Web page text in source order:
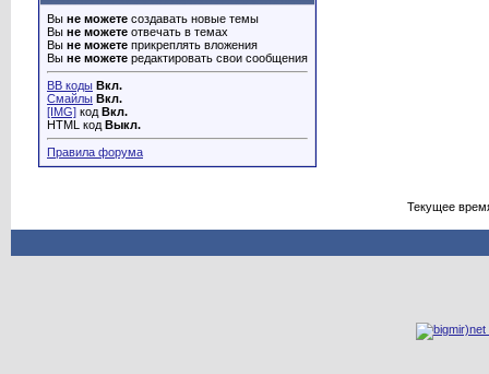
Вы не можете создавать новые темы
Вы не можете отвечать в темах
Вы не можете прикреплять вложения
Вы не можете редактировать свои сообщения
BB коды Вкл.
Смайлы Вкл.
[IMG] код Вкл.
HTML код Выкл.
Правила форума
Текущее